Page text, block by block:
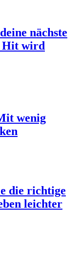
nächste
Hit wird
wenig
die richtige
leichter